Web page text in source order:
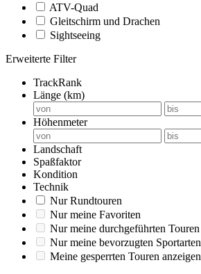
ATV-Quad
Gleitschirm und Drachen
Sightseeing
Erweiterte Filter
TrackRank
Länge (km)
Höhenmeter
Landschaft
Spaßfaktor
Kondition
Technik
Nur Rundtouren
Nur meine Favoriten
Nur meine durchgeführten Touren
Nur meine bevorzugten Sportarten
Meine gesperrten Touren anzeigen